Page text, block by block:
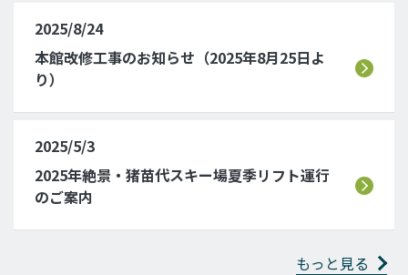
2025/8/24
本館改修工事のお知らせ（2025年8月25日よ
り）
2025/5/3
2025年絶景・猪苗代スキー場夏季リフト運行
のご案内
もっと見る